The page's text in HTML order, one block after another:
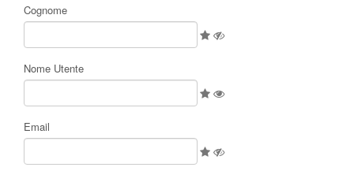
Cognome
Nome Utente
Email